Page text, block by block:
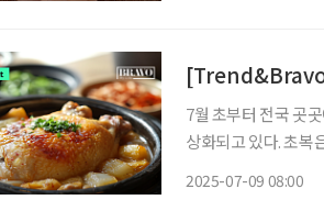
[Trend&Bravo]
7월 초부터 전국 곳
상화되고 있다. 초복
2025-07-09 08:00